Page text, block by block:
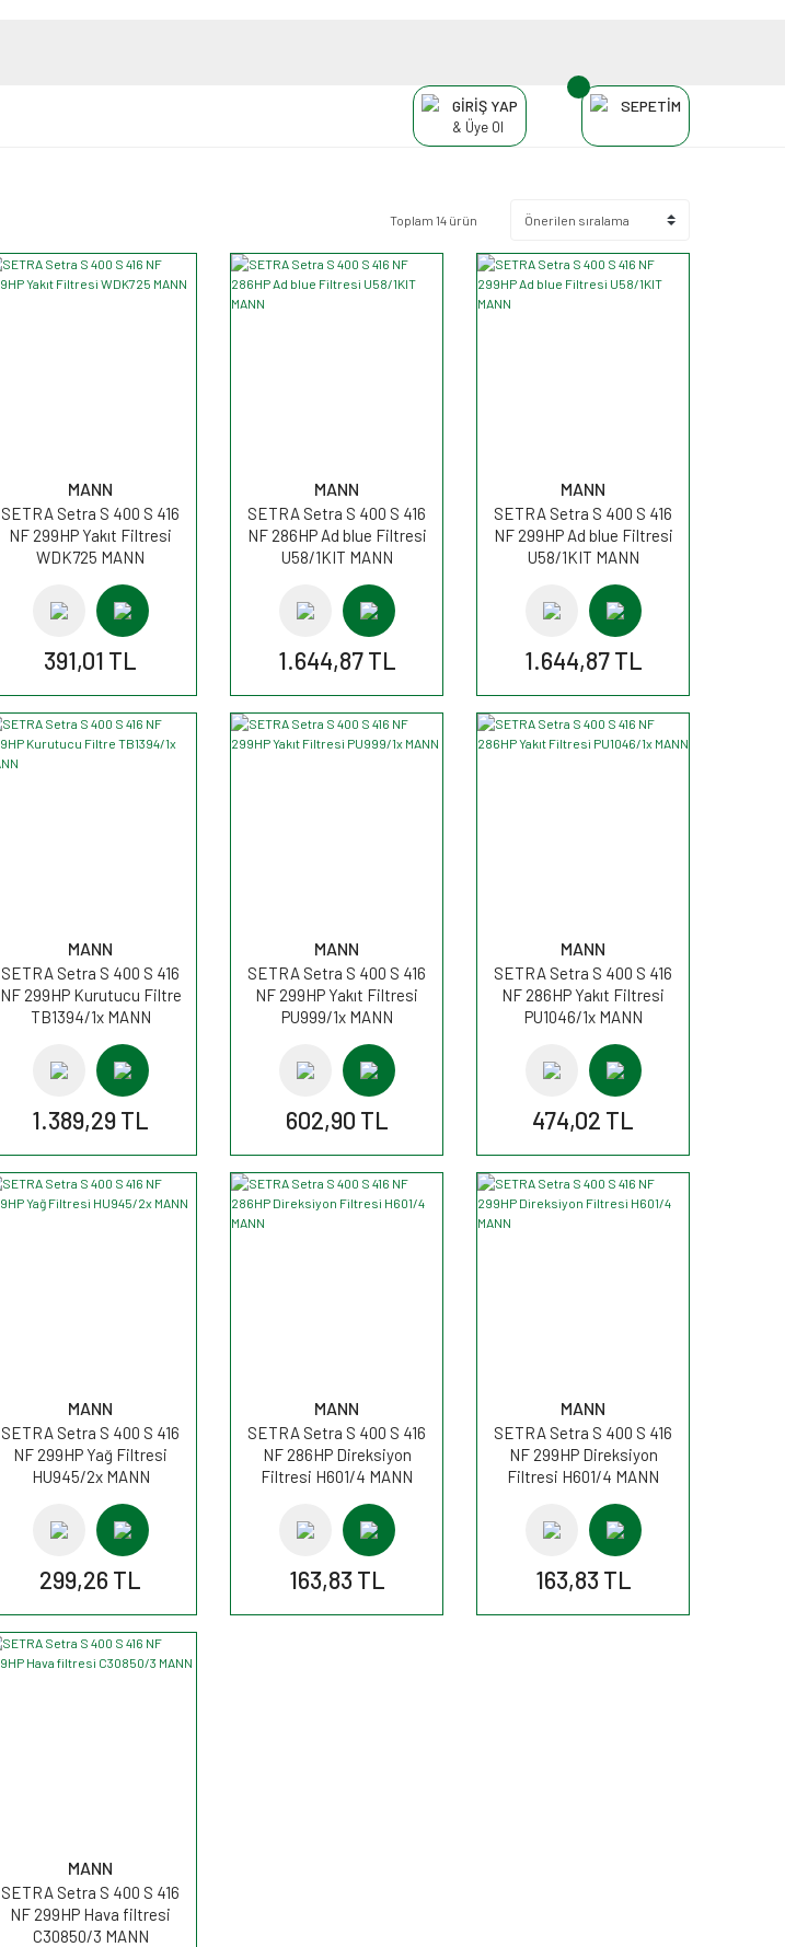
GİRİŞ YAP
& Üye Ol
SEPETİM
Toplam 14 ürün
MANN
SETRA Setra S 400 S 416
NF 299HP Yakıt Filtresi
WDK725 MANN
391,01 TL
MANN
SETRA Setra S 400 S 416
NF 286HP Ad blue Filtresi
U58/1KIT MANN
1.644,87 TL
MANN
SETRA Setra S 400 S 416
NF 299HP Ad blue Filtresi
U58/1KIT MANN
1.644,87 TL
MANN
SETRA Setra S 400 S 416
NF 299HP Kurutucu Filtre
TB1394/1x MANN
1.389,29 TL
MANN
SETRA Setra S 400 S 416
NF 299HP Yakıt Filtresi
PU999/1x MANN
602,90 TL
MANN
SETRA Setra S 400 S 416
NF 286HP Yakıt Filtresi
PU1046/1x MANN
474,02 TL
MANN
SETRA Setra S 400 S 416
NF 299HP Yağ Filtresi
HU945/2x MANN
299,26 TL
MANN
SETRA Setra S 400 S 416
NF 286HP Direksiyon
Filtresi H601/4 MANN
163,83 TL
MANN
SETRA Setra S 400 S 416
NF 299HP Direksiyon
Filtresi H601/4 MANN
163,83 TL
MANN
SETRA Setra S 400 S 416
NF 299HP Hava filtresi
C30850/3 MANN